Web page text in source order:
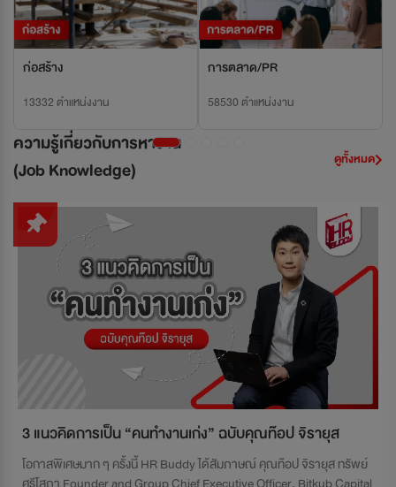
ร้าง
ตำแหน่งงาน
การตลาด/PR
58530 ตำแหน่งงาน
26001
ความรู้เกี่ยวกับการหางาน
(Job Knowledge)
ดูทั้งหมด